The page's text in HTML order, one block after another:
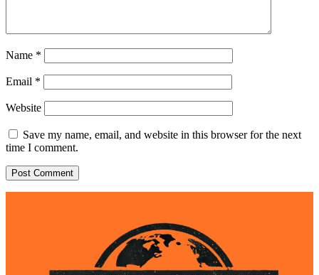
Name *
Email *
Website
Save my name, email, and website in this browser for the next
time I comment.